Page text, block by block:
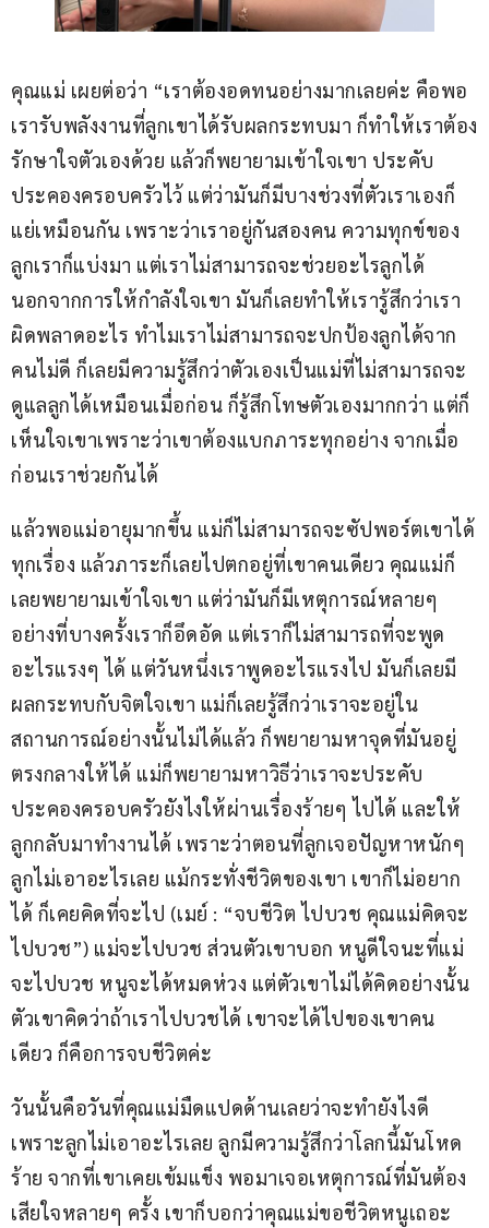
คุณแม่ เผยต่อว่า “เราต้องอดทนอย่างมากเลยค่ะ คือพอ
เรารับพลังงานที่ลูกเขาได้รับผลกระทบมา ก็ทำให้เราต้อง
รักษาใจตัวเองด้วย แล้วก็พยายามเข้าใจเขา ประคับ
ประคองครอบครัวไว้ แต่ว่ามันก็มีบางช่วงที่ตัวเราเองก็
แย่เหมือนกัน เพราะว่าเราอยู่กันสองคน ความทุกข์ของ
ลูกเราก็แบ่งมา แต่เราไม่สามารถจะช่วยอะไรลูกได้
นอกจากการให้กำลังใจเขา มันก็เลยทำให้เรารู้สึกว่าเรา
ผิดพลาดอะไร ทำไมเราไม่สามารถจะปกป้องลูกได้จาก
คนไม่ดี ก็เลยมีความรู้สึกว่าตัวเองเป็นแม่ที่ไม่สามารถจะ
ดูแลลูกได้เหมือนเมื่อก่อน ก็รู้สึกโทษตัวเองมากกว่า แต่ก็
เห็นใจเขาเพราะว่าเขาต้องแบกภาระทุกอย่าง จากเมื่อ
ก่อนเราช่วยกันได้
แล้วพอแม่อายุมากขึ้น แม่ก็ไม่สามารถจะซัปพอร์ตเขาได้
ทุกเรื่อง แล้วภาระก็เลยไปตกอยู่ที่เขาคนเดียว คุณแม่ก็
เลยพยายามเข้าใจเขา แต่ว่ามันก็มีเหตุการณ์หลายๆ
อย่างที่บางครั้งเราก็อึดอัด แต่เราก็ไม่สามารถที่จะพูด
อะไรแรงๆ ได้ แต่วันหนึ่งเราพูดอะไรแรงไป มันก็เลยมี
ผลกระทบกับจิตใจเขา แม่ก็เลยรู้สึกว่าเราจะอยู่ใน
สถานการณ์อย่างนั้นไม่ได้แล้ว ก็พยายามหาจุดที่มันอยู่
ตรงกลางให้ได้ แม่ก็พยายามหาวิธีว่าเราจะประคับ
ประคองครอบครัวยังไงให้ผ่านเรื่องร้ายๆ ไปได้ และให้
ลูกกลับมาทำงานได้ เพราะว่าตอนที่ลูกเจอปัญหาหนักๆ
ลูกไม่เอาอะไรเลย แม้กระทั่งชีวิตของเขา เขาก็ไม่อยาก
ได้ ก็เคยคิดที่จะไป (เมย์ : “จบชีวิต ไปบวช คุณแม่คิดจะ
ไปบวช”) แม่จะไปบวช ส่วนตัวเขาบอก หนูดีใจนะที่แม่
จะไปบวช หนูจะได้หมดห่วง แต่ตัวเขาไม่ได้คิดอย่างนั้น
ตัวเขาคิดว่าถ้าเราไปบวชได้ เขาจะได้ไปของเขาคน
เดียว ก็คือการจบชีวิตค่ะ
วันนั้นคือวันที่คุณแม่มืดแปดด้านเลยว่าจะทำยังไงดี
เพราะลูกไม่เอาอะไรเลย ลูกมีความรู้สึกว่าโลกนี้มันโหด
ร้าย จากที่เขาเคยเข้มแข็ง พอมาเจอเหตุการณ์ที่มันต้อง
เสียใจหลายๆ ครั้ง เขาก็บอกว่าคุณแม่ขอชีวิตหนูเถอะ